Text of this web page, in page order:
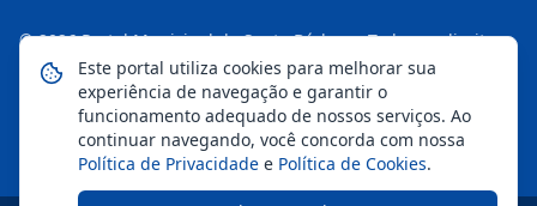
©2026 Portal Municipal de Santa Bárbara. Todos os direitos
reservados.
Mapa do Site
Notícias Transparência
Este portal utiliza cookies para melhorar sua
experiência de navegação e garantir o
funcionamento adequado de nossos serviços. Ao
continuar navegando, você concorda com nossa
Política de Privacidade e Política de Cookies.